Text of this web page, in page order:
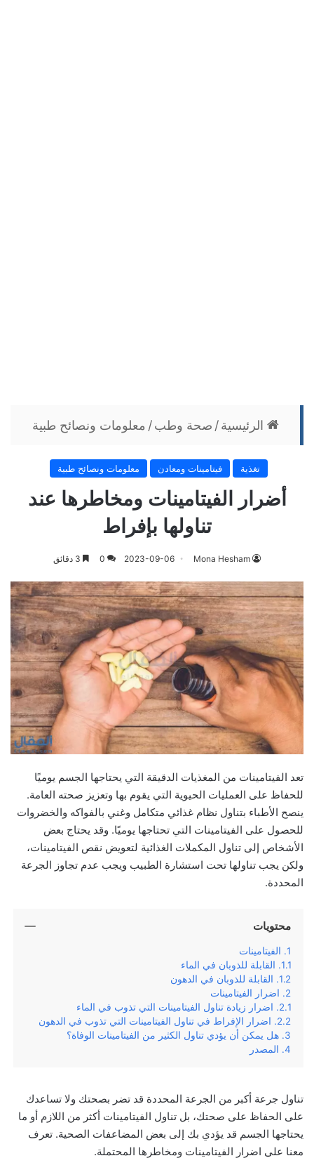
الرئيسية / صحة وطب / معلومات ونصائح طبية
تغذية فيتامينات ومعادن معلومات ونصائح طبية
أضرار الفيتامينات ومخاطرها عند
تناولها بإفراط
Mona Hesham
2023-09-06
0
تعد الفيتامينات من المغذيات الدقيقة التي يحتاجها الجسم يوميًا
للحفاظ على العمليات الحيوية التي يقوم بها وتعزيز صحته العامة.
ينصح الأطباء بتناول نظام غذائي متكامل وغني بالفواكه والخضروات
للحصول على الفيتامينات التي تحتاجها يوميًا. وقد يحتاج بعض
الأشخاص إلى تناول المكملات الغذائية لتعويض نقص الفيتامينات،
ولكن يجب تناولها تحت استشارة الطبيب ويجب عدم تجاوز الجرعة
المحددة.
محتويات
الفيتامينات
القابلة للذوبان في الماء
القابلة للذوبان في الدهون
اضرار الفيتامينات
اضرار زيادة تناول الفيتامينات التي تذوب في الماء
اضرار الإفراط في تناول الفيتامينات التي تذوب في الدهون
هل يمكن أن يؤدي تناول الكثير من الفيتامينات الوفاة؟
المصدر
تناول جرعة أكبر من الجرعة المحددة قد تضر بصحتك ولا تساعدك
على الحفاظ على صحتك، بل تناول الفيتامينات أكثر من اللازم أو ما
يحتاجها الجسم قد يؤدي بك إلى بعض المضاعفات الصحية. تعرف
معنا على اضرار الفيتامينات ومخاطرها المحتملة.